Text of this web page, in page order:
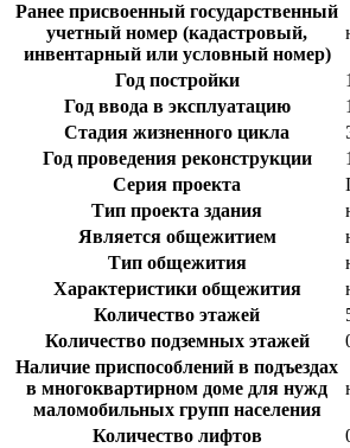
Ранее присвоенный государственный
учетный номер (кадастровый,
инвентарный или условный номер)
Год постройки
Год ввода в эксплуатацию
Стадия жизненного цикла
Год проведения реконструкции
Серия проекта
Тип проекта здания
Является общежитием
Тип общежития
Характеристики общежития
Количество этажей
Количество подземных этажей
Наличие приспособлений в подъездах
в многоквартирном доме для нужд
маломобильных групп населения
Количество лифтов